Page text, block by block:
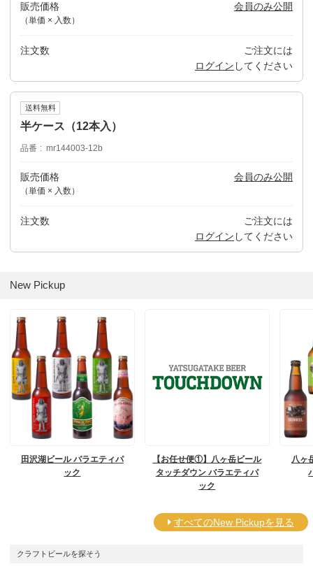
販売価格
（単価 × 入数）
会員のみ公開
注文数
ご注文には
ログイン してください
送料無料
半ケース（12本入）
品番 mr144003-12b
販売価格
（単価 × 入数）
会員のみ公開
注文数
ご注文には
ログイン してください
New Pickup
田沢湖ビール バラエティパ
ック
【お任せ便①】八ヶ岳ビール
タッチダウン バラエティパ
ック
八ヶ
すべてのNew Pickupを見る
クラフトビールを探そう